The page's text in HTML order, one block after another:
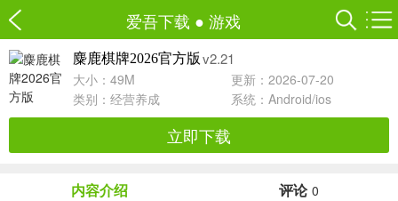
爱吾下载 ● 游戏
麋鹿棋牌2026官方版 v2.21
大小：49M
更新：2026-07-20
类别： 经营养成 系统：Android/ios
立即下载
内容介绍 评论 0